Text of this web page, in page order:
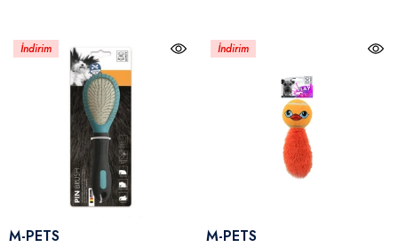
İndirim
Satıcı:
M-PETS
İndirim
Satıcı:
M-PETS